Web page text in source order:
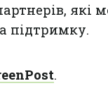
які
підтримку.
.